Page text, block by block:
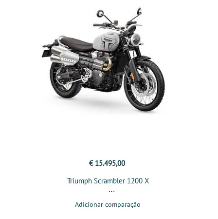
€ 15.495,00
Triumph Scrambler 1200 X
Adicionar comparação